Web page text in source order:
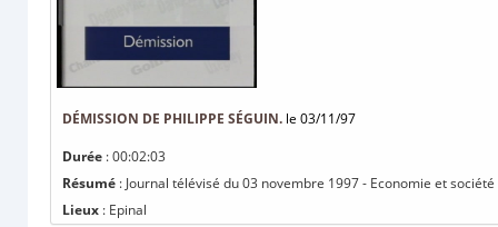
DÉMISSION DE PHILIPPE SÉGUIN. le 03/11/97
Durée : 00:02:03
Résumé : Journal télévisé du 03 novembre 1997 - Economie et
Lieux : Epinal